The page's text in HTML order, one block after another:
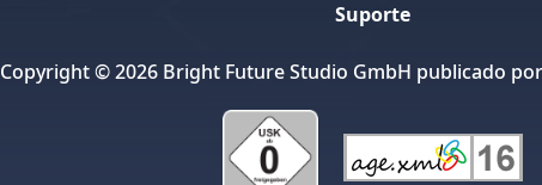
Suporte
Copyright © 2026 Bright Future Studio GmbH publicado